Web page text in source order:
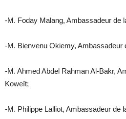
-M. Foday Malang, Ambassadeur de
-M. Bienvenu Okiemy, Ambassadeur
-M. Ahmed Abdel Rahman Al-Bakr,
Koweït;
-M. Philippe Lalliot, Ambassadeur de